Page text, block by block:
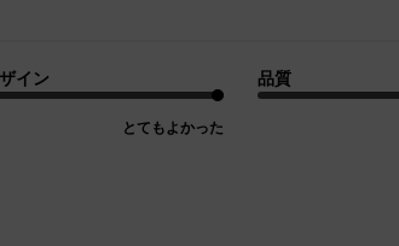
イン
とてもよかった
品質